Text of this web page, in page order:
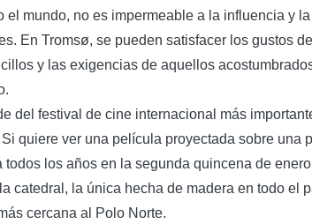
el mundo, no es impermeable a la influencia y
En Tromsø, se pueden satisfacer los gustos
y las exigencias de aquellos
del festival de cine internacional más
quiere ver una película proyectada sobre una
los años en la segunda quincena de
catedral, la única hecha de madera en todo el
cercana al Polo Norte.